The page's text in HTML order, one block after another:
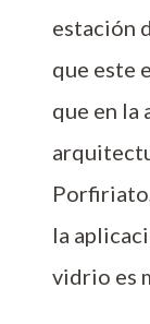
estación
que este
que en la
la
vidrio es